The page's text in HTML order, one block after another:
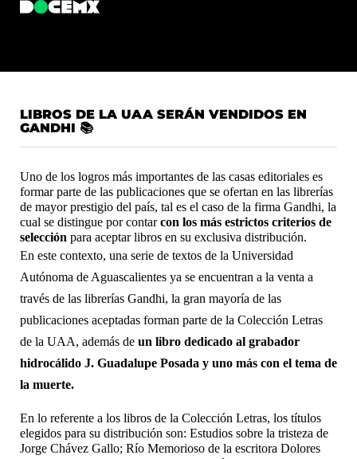
LIBROS DE LA UAA SERÁN VENDIDOS EN
GANDHI 📚
Uno de los logros más importantes de las casas editoriales es
formar parte de las publicaciones que se ofertan en las librerías
de mayor prestigio del país, tal es el caso de la firma Gandhi, la
cual se distingue por contar con los más estrictos criterios de
selección para aceptar libros en su exclusiva distribución.
En este contexto, una serie de textos de la Universidad
Autónoma de Aguascalientes ya se encuentran a la venta a
través de las librerías Gandhi, la gran mayoría de las
publicaciones aceptadas forman parte de la Colección Letras
de la UAA, además de un libro dedicado al grabador
hidrocálido J. Guadalupe Posada y uno más con el tema de
la muerte.
En lo referente a los libros de la Colección Letras, los títulos
elegidos para su distribución son: Estudios sobre la tristeza de
Jorge Chávez Gallo; Río Memorioso de la escritora Dolores